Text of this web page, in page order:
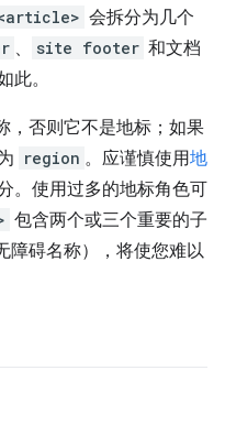
会拆分为几个
、 site footer 和文档
此。
，否则它不是地标；如果
region 。应谨慎使用地
。使用过多的地标角色可
包含两个或三个重要的子
障碍名称），将使您难以